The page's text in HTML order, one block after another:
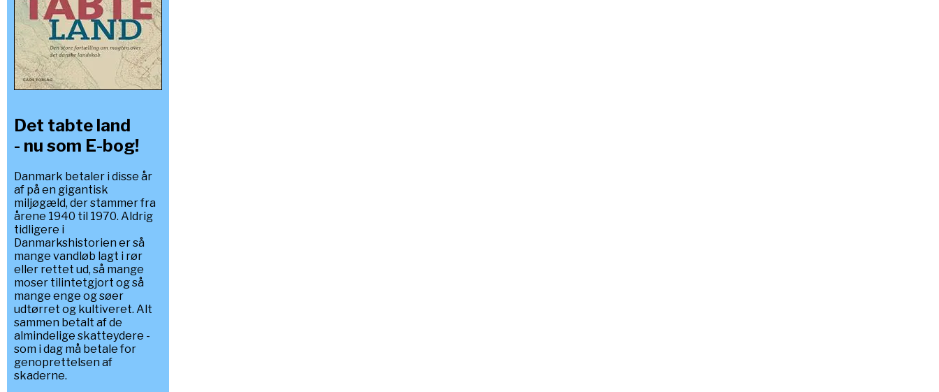
Det tabte land
- nu som E-bog!
Danmark betaler i disse år
af på en gigantisk
miljøgæld, der stammer fra
årene 1940 til 1970. Aldrig
tidligere i
Danmarkshistorien er så
mange vandløb lagt i rør
eller rettet ud, så mange
moser tilintetgjort og så
mange enge og søer
udtørret og kultiveret. Alt
sammen betalt af de
almindelige skatteydere -
som i dag må betale for
genoprettelsen af
skaderne.